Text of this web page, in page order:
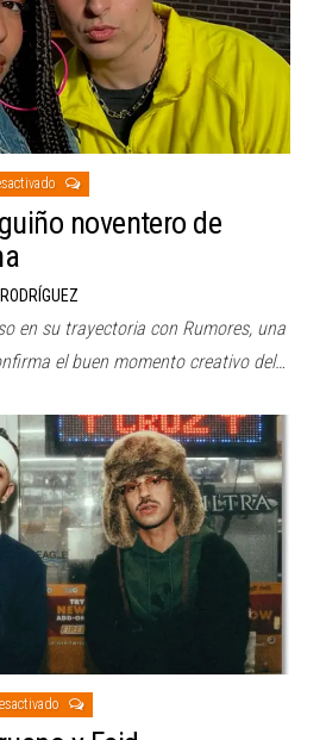
noventero de
en su trayectoria con Rumores, una
el buen momento creativo del…